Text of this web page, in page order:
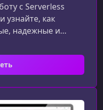
с Serverless
узнайте, как
надежные и
управления
вам шаг за
AWS к
в рамках
реальных задачах